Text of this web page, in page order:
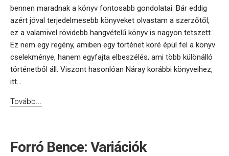
bennen maradnak a könyv fontosabb gondolatai. Bár eddig
azért jóval terjedelmesebb könyveket olvastam a szerzőtől,
ez a valamivel rövidebb hangvételű könyv is nagyon tetszett.
Ez nem egy regény, amiben egy történet köré épül fel a könyv
cselekménye, hanem egyfajta elbeszélés, ami több különálló
történetből áll. Viszont hasonlóan Náray korábbi könyveihez,
itt...
Tovább...
Forró Bence: Variációk